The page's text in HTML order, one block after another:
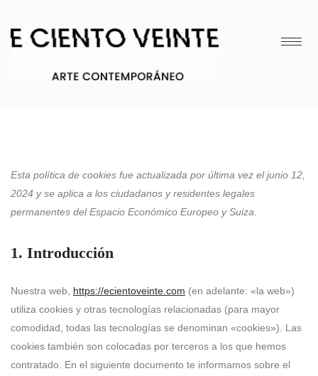
Esta política de cookies fue actualizada por última vez el junio 12,
2024 y se aplica a los ciudadanos y residentes legales
permanentes del Espacio Económico Europeo y Suiza.
1. Introducción
Nuestra web, https://ecientoveinte.com (en adelante: «la web»)
utiliza cookies y otras tecnologías relacionadas (para mayor
comodidad, todas las tecnologías se denominan «cookies»). Las
cookies también son colocadas por terceros a los que hemos
contratado. En el siguiente documento te informamos sobre el